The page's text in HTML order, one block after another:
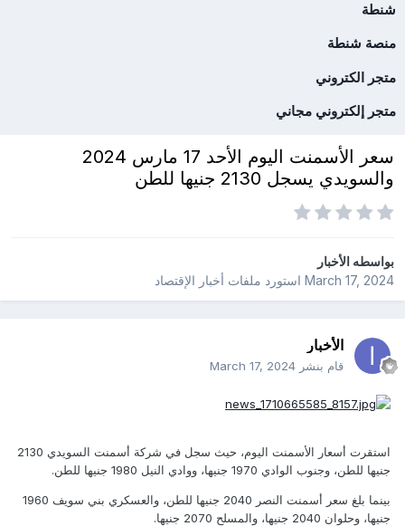
شنطة
منصة شنطة
متجر الكتروني
متجر إلكتروني مجاني
سعر الأسمنت اليوم الأحد 17 مارس 2024
والسويدي يسجل 2130 جنيها للطن
بواسطهالأخبار
March 17, 2024استورد ملفات أخبار الإقتصاد
الأخبار
قام بنشر March 17, 2024
استقرت أسعار الأسمنت اليوم، حيث سجل في شركة أسمنت السويدي 2130
جنيها للطن، وجنوب الوادي 1970 جنيها، ووادي النيل 1980 جنيها للطن.
بينما بلغ سعر أسمنت النصر 2040 جنيها للطن، والعسكري بني سويف 1960
جنيها، وحلوان 2040 جنيها، والمسلح 2070 جنيها.